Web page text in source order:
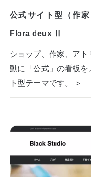
公式サイト型（作
Flora deux Ⅱ
ショップ、作家、ア
動に「公式」の看板
ト型テーマです。 ＞